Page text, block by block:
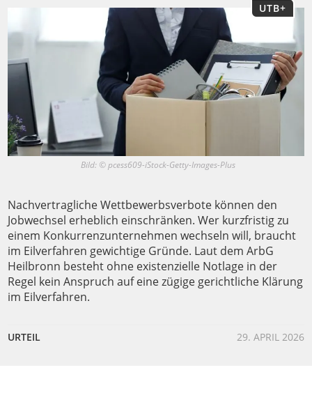
UTB+
Bild: © pcess609-iStock-Getty-Images-Plus
Nachvertragliche Wettbewerbsverbote können den
Jobwechsel erheblich einschränken. Wer kurzfristig zu
einem Konkurrenzunternehmen wechseln will, braucht
im Eilverfahren gewichtige Gründe. Laut dem ArbG
Heilbronn besteht ohne existenzielle Notlage in der
Regel kein Anspruch auf eine zügige gerichtliche Klärung
im Eilverfahren.
URTEIL 29. APRIL 2026